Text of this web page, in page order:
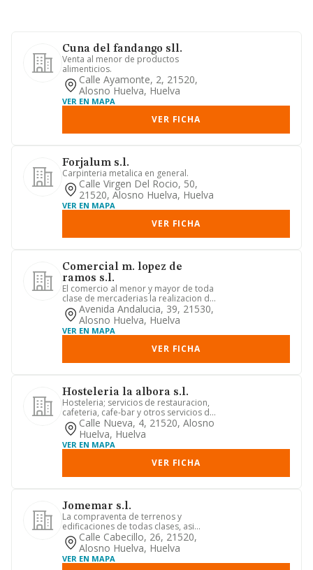
Cuna del fandango sll.
Venta al menor de productos
alimenticios.
Calle Ayamonte, 2, 21520,
Alosno Huelva, Huelva
VER EN MAPA
VER FICHA
Forjalum s.l.
Carpinteria metalica en general.
Calle Virgen Del Rocio, 50,
21520, Alosno Huelva, Huelva
VER EN MAPA
VER FICHA
Comercial m. lopez de
ramos s.l.
El comercio al menor y mayor de toda
clase de mercaderias la realizacion del
transporte e incluso l...
Avenida Andalucia, 39, 21530,
Alosno Huelva, Huelva
VER EN MAPA
VER FICHA
Hosteleria la albora s.l.
Hosteleria; servicios de restauracion,
cafeteria, cafe-bar y otros servicios de
alimentacion propio...
Calle Nueva, 4, 21520, Alosno
Huelva, Huelva
VER EN MAPA
VER FICHA
Jomemar s.l.
La compraventa de terrenos y
edificaciones de todas clases, asi
como la promocion, urbanizacion y p...
Calle Cabecillo, 26, 21520,
Alosno Huelva, Huelva
VER EN MAPA